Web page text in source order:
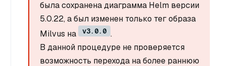
была сохранена диаграмма Helm версии
5.0.22, а был изменен только тег образа
Milvus на
v3.0.0 .
В данной процедуре не проверяется
возможность перехода на более раннюю